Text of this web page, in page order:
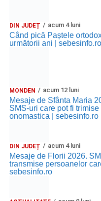
DIN JUDEȚ acum 4 luni
Când pică Paștele
următorii ani | sebesinfo.ro
MONDEN acum 12 luni
Mesaje de Sfânta Maria
SMS-uri care pot fi
onomastica | sebesinfo.ro
DIN JUDEȚ acum 4 luni
Mesaje de Florii 2026.
transmise persoanelor
sebesinfo.ro